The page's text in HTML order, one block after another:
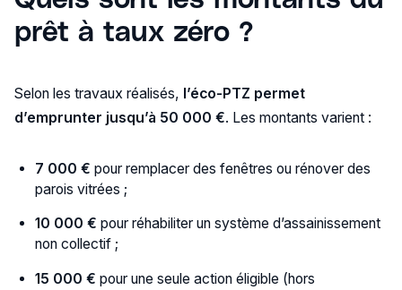
prêt à taux zéro ?
Selon les travaux réalisés, l’éco-PTZ permet
d’emprunter jusqu’à 50 000 €. Les montants varient :
7 000 € pour remplacer des fenêtres ou rénover des
parois vitrées ;
10 000 € pour réhabiliter un système d’assainissement
non collectif ;
15 000 € pour une seule action éligible (hors